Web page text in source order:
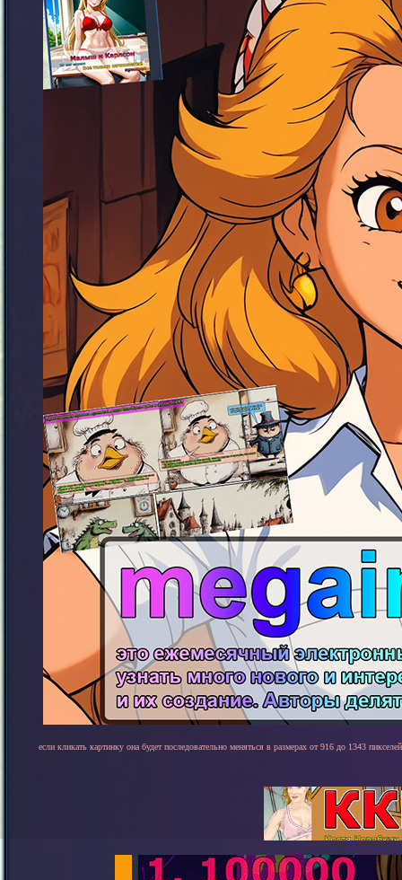
если кликать картинку она будет последовательно меняться в размерах от 916 до 1343